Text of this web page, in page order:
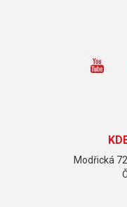
Modřická